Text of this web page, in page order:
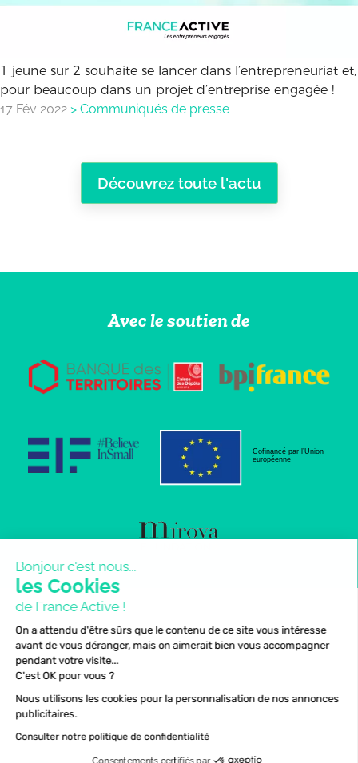
1 jeune sur 2 souhaite se lancer dans l’entrepreneuriat et,
pour beaucoup dans un projet d’entreprise engagée !
17 Fév 2022 > Communiqués de presse
Découvrez toute l'actu
Avec le soutien de
Cofinancé par l’Union
européenne
Bonjour c'est nous...
les Cookies
de France Active !
On a attendu d'être sûrs que le contenu de ce site vous intéresse
avant de vous déranger, mais on aimerait bien vous accompagner
pendant votre visite...
C'est OK pour vous ?
Nous utilisons les cookies pour la personnalisation de nos annonces
publicitaires.
Consulter notre politique de confidentialité
Consentements certifiés par